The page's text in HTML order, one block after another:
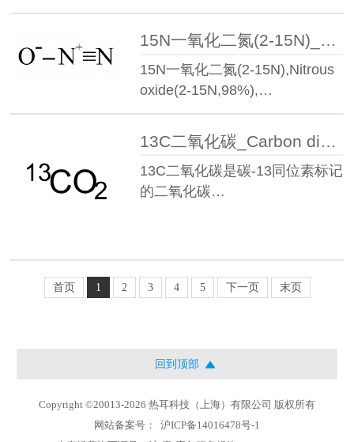
15N一氧化二氮(2-15N)_Nitrous oxide(2-15N,98%)
15N一氧化二氮(2-15N),Nitrous
oxide(2-15N,98%),…
13C二氧化碳_Carbon dioxide(13C,99%)
13C二氧化碳是碳-13同位素标记
的二氧化碳…
首页 1 2 3 4 5 下一页 末页
回到顶部
Copyright ©20013-2026 热耳科技（上海）有限公司 版权所有
网站备案号：
沪ICP备14016478号-1